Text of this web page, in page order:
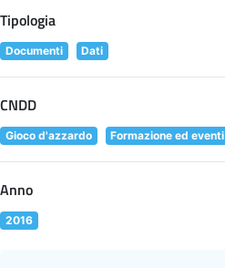
Tipologia
Documenti Dati
CNDD
Gioco d'azzardo Formazione ed eventi
Anno
2016